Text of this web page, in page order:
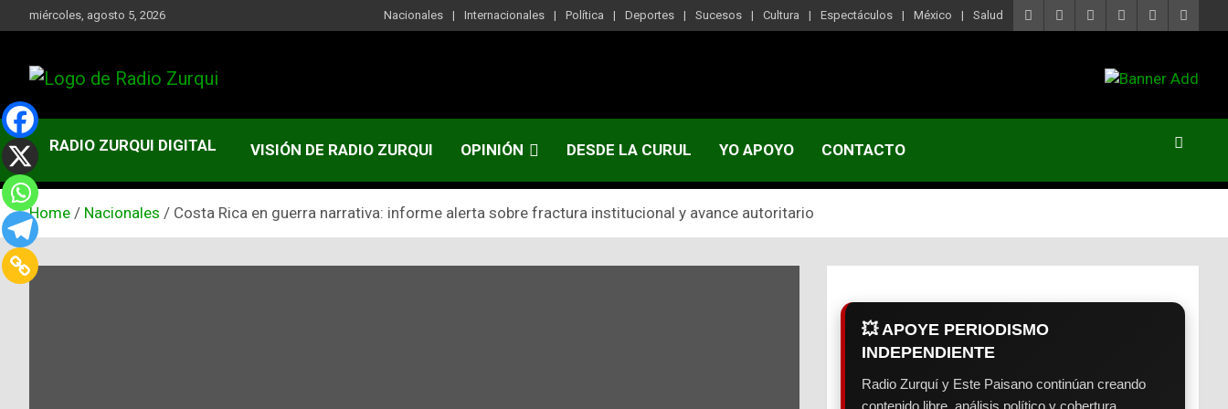
to
miércoles, agosto 5, 2026 Nacionales Internacionales Política Deportes Sucesos Cultura Espectáculos México Salud
Radio Zurqui
Un Faro Para La Democracia
RADIO ZURQUI DIGITAL VISIÓN DE RADIO ZURQUI OPINIÓN DESDE LA CURUL YO APOYO CONTACTO
Home Nacionales Costa Rica en guerra narrativa: informe alerta sobre fractura institucional y avance autoritario
💥 APOYE PERIODISMO
INDEPENDIENTE
Radio Zurquí y Este Paisano continúan creando
contenido libre, análisis político y cobertura